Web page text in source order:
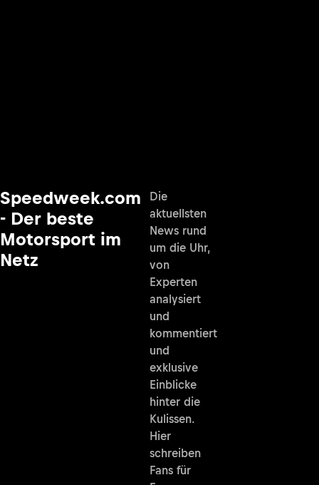
Speedweek.com
- Der beste
Motorsport im
Netz
Die
aktuellsten
News rund
um die Uhr,
von
Experten
analysiert
und
kommentiert
und
exklusive
Einblicke
hinter die
Kulissen.
Hier
schreiben
Fans für